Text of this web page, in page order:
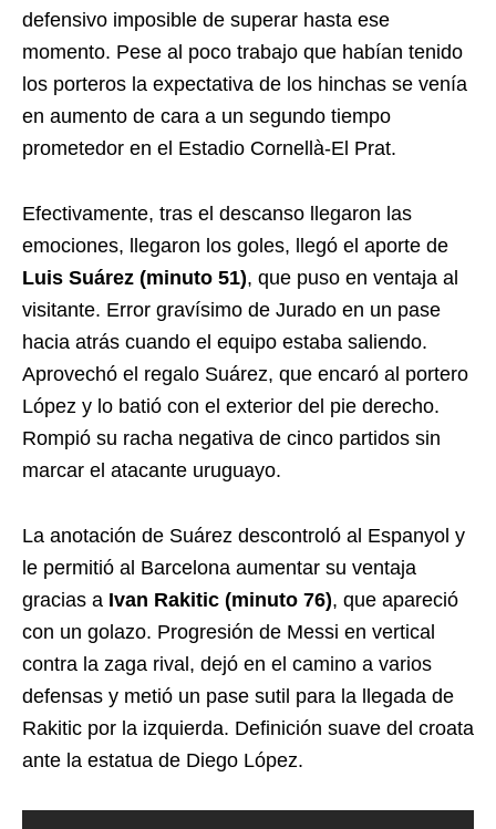
defensivo imposible de superar hasta ese
momento. Pese al poco trabajo que habían tenido
los porteros la expectativa de los hinchas se venía
en aumento de cara a un segundo tiempo
prometedor en el Estadio Cornellà-El Prat.
Efectivamente, tras el descanso llegaron las
emociones, llegaron los goles, llegó el aporte de
Luis Suárez (minuto 51), que puso en ventaja al
visitante. Error gravísimo de Jurado en un pase
hacia atrás cuando el equipo estaba saliendo.
Aprovechó el regalo Suárez, que encaró al portero
López y lo batió con el exterior del pie derecho.
Rompió su racha negativa de cinco partidos sin
marcar el atacante uruguayo.
La anotación de Suárez descontroló al Espanyol y
le permitió al Barcelona aumentar su ventaja
gracias a Ivan Rakitic (minuto 76), que apareció
con un golazo. Progresión de Messi en vertical
contra la zaga rival, dejó en el camino a varios
defensas y metió un pase sutil para la llegada de
Rakitic por la izquierda. Definición suave del croata
ante la estatua de Diego López.